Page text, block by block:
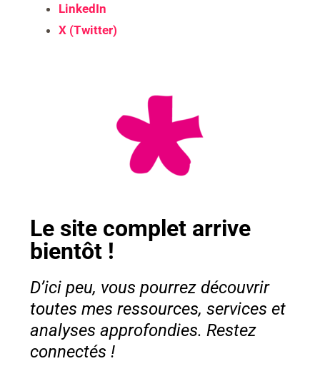
LinkedIn
X (Twitter)
Le site complet arrive
bientôt !
D’ici peu, vous pourrez découvrir
toutes mes ressources, services et
analyses approfondies. Restez
connectés !